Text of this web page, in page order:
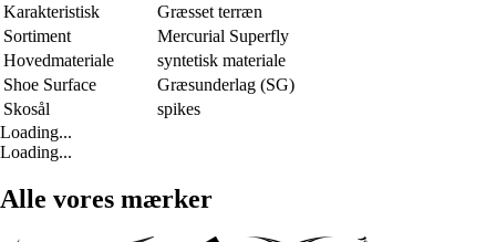
Karakteristisk
Græsset terræn
Sortiment
Mercurial Superfly
Hovedmateriale
syntetisk materiale
Shoe Surface
Græsunderlag (SG)
Skosål
spikes
Loading...
Loading...
Alle vores mærker